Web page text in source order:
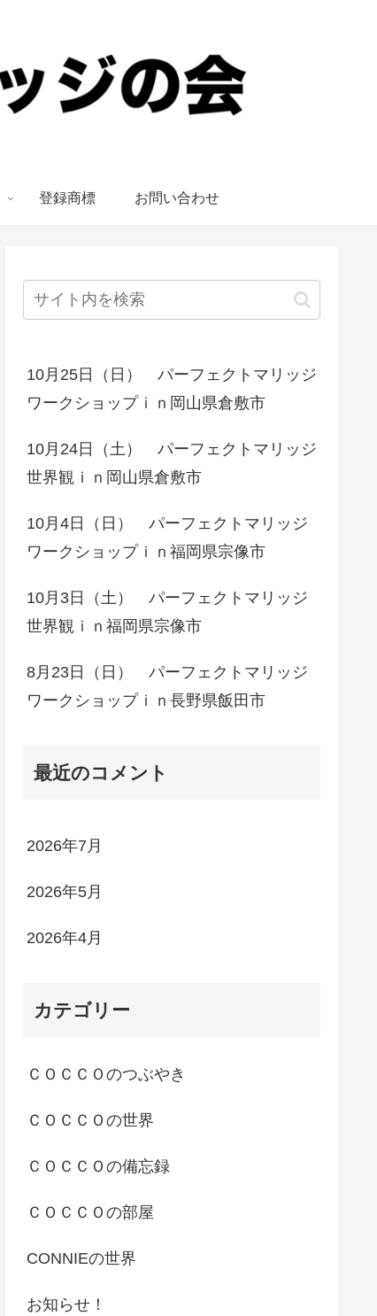
登録商標 お問い合わせ
10月25日（日） パーフェクトマリッジ
ワークショップｉｎ岡山県倉敷市
10月24日（土） パーフェクトマリッジ
世界観ｉｎ岡山県倉敷市
10月4日（日） パーフェクトマリッジ
ワークショップｉｎ福岡県宗像市
10月3日（土） パーフェクトマリッジ
世界観ｉｎ福岡県宗像市
8月23日（日） パーフェクトマリッジ
ワークショップｉｎ長野県飯田市
最近のコメント
2026年7月
2026年5月
2026年4月
カテゴリー
ＣＯＣＣＯのつぶやき
ＣＯＣＣＯの世界
ＣＯＣＣＯの備忘録
ＣＯＣＣＯの部屋
CONNIEの世界
お知らせ！